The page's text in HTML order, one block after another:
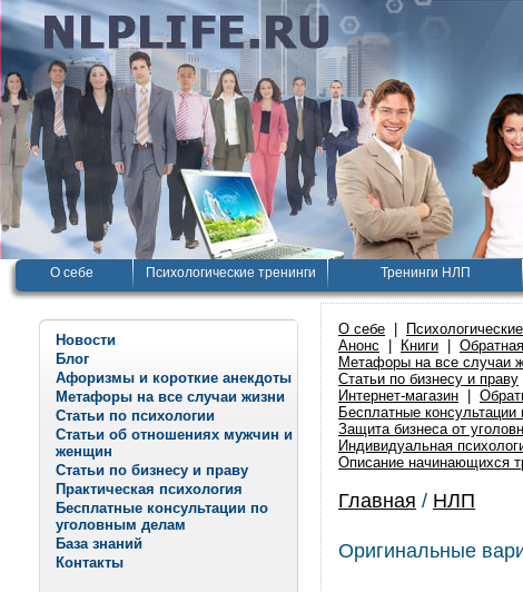
О себе Психологические тренинги Тренинги НЛП
Новости
Блог
Афоризмы и короткие анекдоты
Метафоры на все случаи жизни
Статьи по психологии
Статьи об отношениях мужчин и
женщин
Статьи по бизнесу и праву
Практическая психология
Бесплатные консультации по
уголовным делам
База знаний
Контакты
О себе
Анонс
Книги
Метафоры на все случаи
Статьи по бизнесу и праву
Интернет-магазин
Бесплатные
Защита бизнеса от
Индивидуальная
Описание начинающихся
Главная / НЛП
Оригинальные